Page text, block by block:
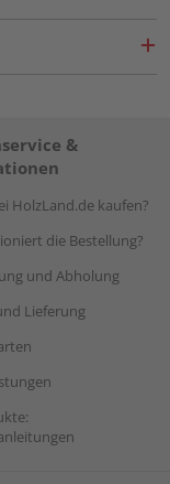
&
HolzLand.de kaufen?
die Bestellung?
und Abholung
Lieferung